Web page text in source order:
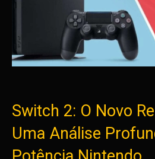
Switch 2: O Novo
Uma Análise